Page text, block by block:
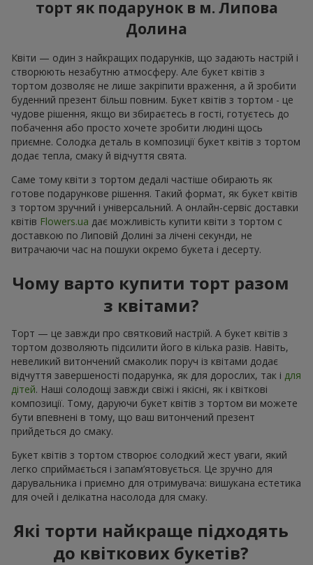
торт як подарунок в м. Липова
Долина
Квіти — один з найкращих подарунків, що задають настрій і
створюють незабутню атмосферу. Але букет квітів з
тортом дозволяє не лише закріпити враження, а й зробити
буденний презент більш повним. Букет квітів з тортом - це
чудове рішення, якщо ви збираєтесь в гості, готуєтесь до
побачення або просто хочете зробити людині щось
приємне. Солодка деталь в композиції букет квітів з тортом
додає тепла, смаку й відчуття свята.
Саме тому квіти з тортом дедалі частіше обирають як
готове подарункове рішення. Такий формат, як букет квітів
з тортом зручний і універсальний. А онлайн-сервіс доставки
квітів Flowers.ua дає можливість купити квіти з тортом с
доставкою по Липовій Долині за лічені секунди, не
витрачаючи час на пошуки окремо букета і десерту.
Чому варто купити торт разом
з квітами?
Торт — це завжди про святковий настрій. А букет квітів з
тортом дозволяють підсилити його в кілька разів. Навіть,
невеликий витончений смаколик поруч із квітами додає
відчуття завершеності подарунка, як для дорослих, так і для
дітей. Наші солодощі завжди свіжі і якісні, як і квіткові
композиції. Тому, даруючи букет квітів з тортом ви можете
бути впевнені в тому, що ваш витончений презент
прийдеться до смаку.
Букет квітів з тортом створює солодкий жест уваги, який
легко сприймається і запам’ятовується. Це зручно для
дарувальника і приємно для отримувача: вишукана естетика
для очей і делікатна насолода для смаку.
Які торти найкраще підходять
до квіткових букетів?